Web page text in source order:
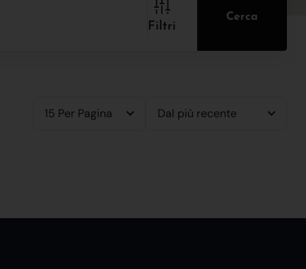
Filtri
Cerca
15 Per Pagina Dal più recente